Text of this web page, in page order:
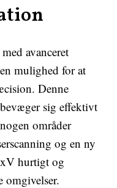
avanceret
mulighed for at
Denne
sig effektivt
områder
og en ny
hurtigt og
omgivelser.